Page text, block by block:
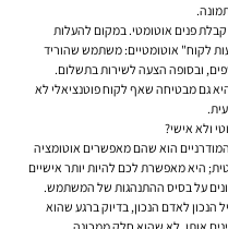
פנים אוטומטי. במקום להעלות
לקוח" אוטומטיים: משתמש שהוריד
ובסופה הצעה לשירות בתשלום.
גם מבטיחה שאף לקוח פוטנציאלי לא
ולא אישי?
הוא שהם מאפשרים אוטומציה
היא מאפשרת לכם להיות יותר אישיים
על בסיס ההתנהגות של המשתמש.
לאדם הנכון, בדיוק ברגע שהוא